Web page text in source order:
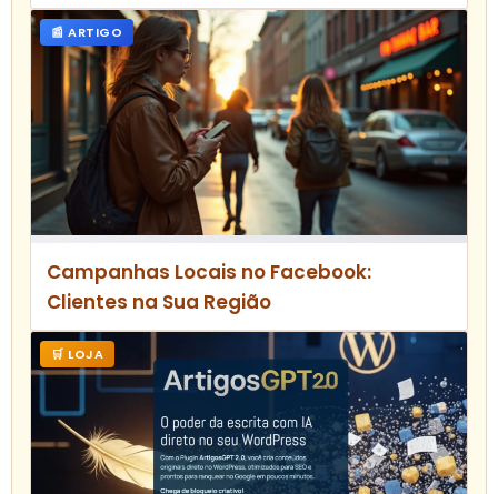
📰 ARTIGO
Campanhas Locais no Facebook:
Clientes na Sua Região
🛒 LOJA